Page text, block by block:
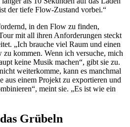
der tiefe Flow-Zustand vorbei.“
in den Flow zu finden,
mit all ihren Anforderungen steckt
„Ich brauche viel Raum und einen
kommen. Wenn ich versuche, mich
keine Musik machen“, gibt sie zu.
weiterkomme, kann es manchmal
aus einem Projekt zu exportieren und
meint sie. „Es ist wie ein
Grübeln